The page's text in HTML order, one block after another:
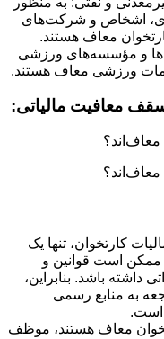
اشخاص و شرکت‌های
معاف هستند.
و مؤسسه‌های ورزشی
ورزشی معاف هستند.
معافیت مالیاتی:
کارتخوان، تنها یک
ممکن است قوانین و
داشته باشد. بنابراین،
به منابع رسمی
است.
معاف هستند، موظف